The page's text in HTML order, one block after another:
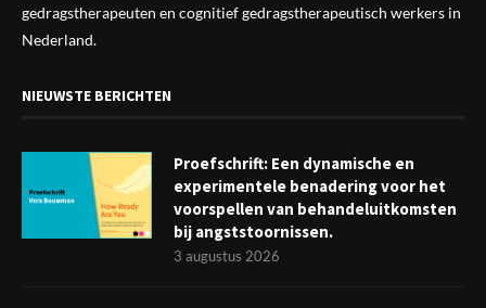
gedragstherapeuten en cognitief gedragstherapeutisch werkers in
Nederland.
NIEUWSTE BERICHTEN
Proefschrift: Een dynamische en
experimentele benadering voor het
voorspellen van behandeluitkomsten
bij angststoornissen.
3 augustus 2026